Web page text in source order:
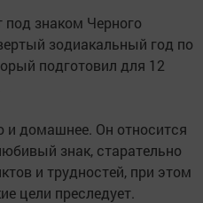
знаком Черного
зодиакальный год по
подготовил для 12
и домашнее. Он относится
знак, старательно
и трудностей, при этом
цели преследует.